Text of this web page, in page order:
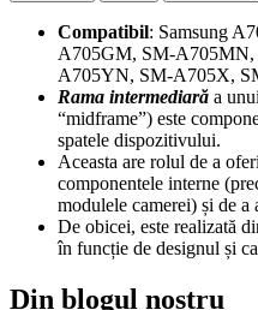
Compatibil: Samsung
A705GM, SM-
A705YN, SM-A705X,
Rama intermediară a
“midframe”) este
spatele dispozitivului.
Aceasta are rolul de a
componentele interne
modulele camerei) și de a
De obicei, este realizată
în funcție de designul și
Din blogul nostru